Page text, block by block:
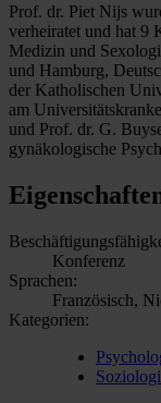
Prof. dr. Piet Nijs
verheiratet und hat 9
Medizin und
und Hamburg,
der Katholischen
am
und Prof. dr. G.
gynäkologische
Konferenz
Sprachen:
Französisch,
Kategorien: